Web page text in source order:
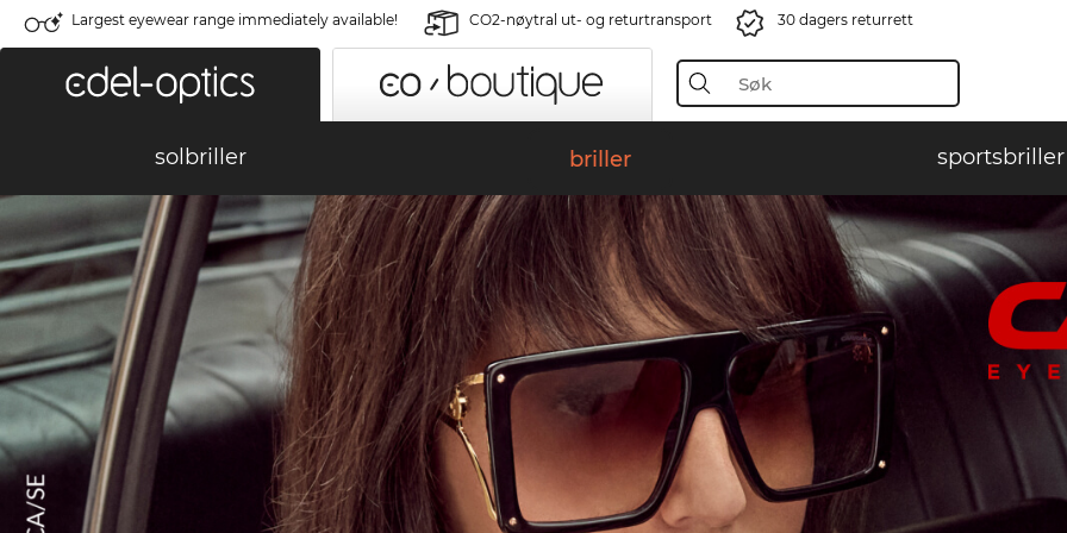
Largest eyewear range immediately available! CO2-nøytral ut- og returtransport 30 dagers returrett
solbriller briller sportsbriller